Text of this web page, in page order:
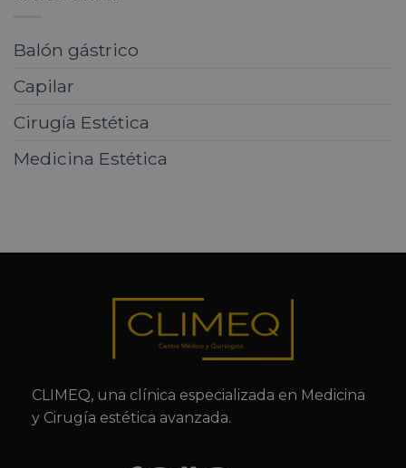
Balón gástrico
Capilar
Cirugía Estética
Medicina Estética
CLIMEQ, una clínica especializada en Medicina
y Cirugía estética avanzada.